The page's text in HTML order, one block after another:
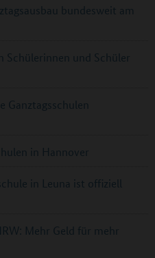
bundesweit am
Schülerinnen und Schüler
Ganztagsschulen
in Hannover
in Leuna ist offiziell
Mehr Geld für mehr